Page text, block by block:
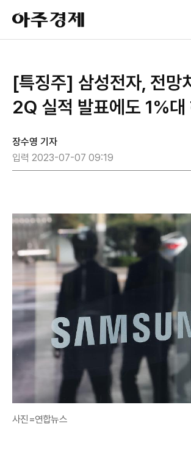
아
주
경
[특징주] 삼성전자, 전망
2Q 실적 발표에도 1%대
장수영 기자
입력 2023-07-07 09:19
사진=연합뉴스